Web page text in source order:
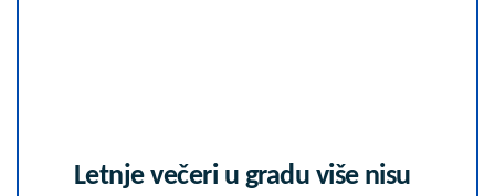
Letnje večeri u gradu više nisu